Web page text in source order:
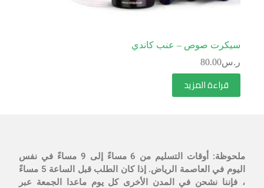
سيكرت صوص – عنب كاندي
ر.س80.00
قراءة المزيد
ملحوظة: أوقات التسليم من 6 مساءً إلى 9 مساءً في نفس
اليوم في العاصمة الرياض. إذا كان الطلب قبل الساعة 5 مساءً
، فإننا نشحن في المدن الأخرى كل يوم ماعدا الجمعة عبر